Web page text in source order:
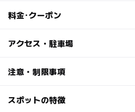
料金･クーポン
子供の料金
大人の料金
200円
アクセス・駐車場
交通アクセス
かい側にプール入り口あり
注意・制限事項
【プール情報】
スポットの特徴